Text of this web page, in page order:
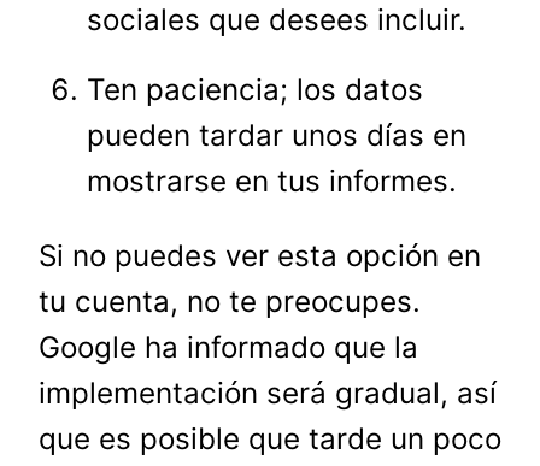
sociales que desees incluir.
Ten paciencia; los datos
pueden tardar unos días en
mostrarse en tus informes.
Si no puedes ver esta opción en
tu cuenta, no te preocupes.
Google ha informado que la
implementación será gradual, así
que es posible que tarde un poco